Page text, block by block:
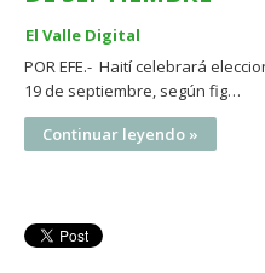
El Valle Digital
POR EFE.- Haití celebrará
19 de septiembre, según fig…
Continuar leyendo »